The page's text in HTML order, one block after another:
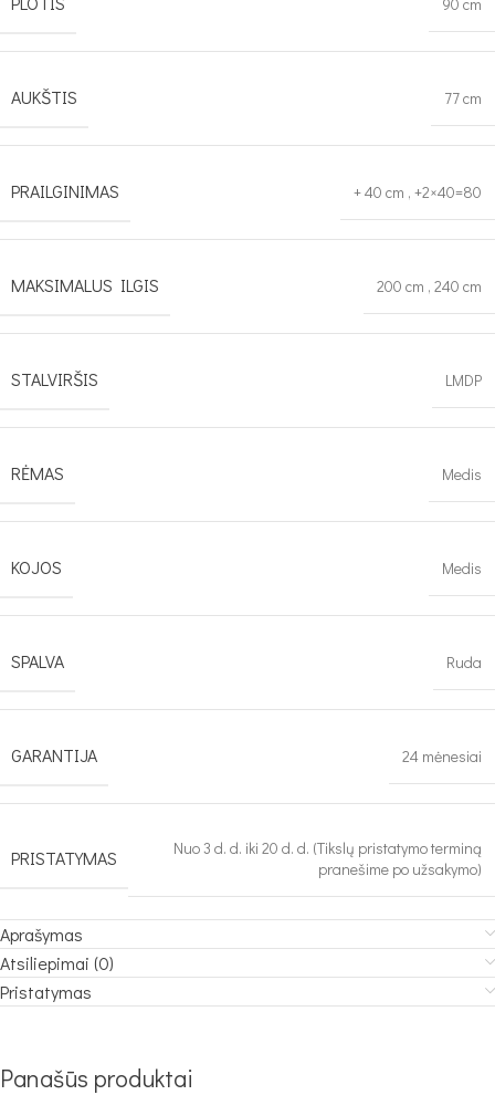
AUKŠTIS 77 cm
PRAILGINIMAS + 40 cm , +2×40=80
MAKSIMALUS ILGIS 200 cm , 240 cm
STALVIRŠIS LMDP
RĖMAS Medis
KOJOS Medis
SPALVA Ruda
GARANTIJA 24 mėnesiai
PRISTATYMAS
Nuo 3 d. d. iki 20 d. d. (Tikslų pristatymo terminą
pranešime po užsakymo)
Aprašymas
Atsiliepimai (0)
Pristatymas
Panašūs produktai